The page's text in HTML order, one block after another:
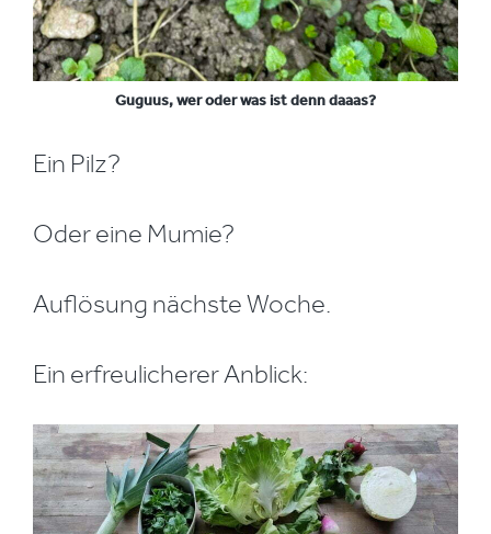
Guguus, wer oder was ist denn daaas?
Ein Pilz?
Oder eine Mumie?
Auflösung nächste Woche.
Ein erfreulicherer Anblick: